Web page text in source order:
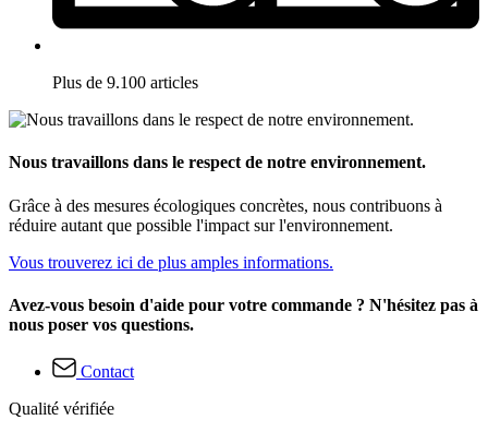
Plus de 9.100 articles
Nous travaillons dans le respect de notre environnement.
Grâce à des mesures écologiques concrètes, nous contribuons à
réduire autant que possible l'impact sur l'environnement.
Vous trouverez ici de plus amples informations.
Avez-vous besoin d'aide pour votre commande ? N'hésitez pas à
nous poser vos questions.
Contact
Qualité vérifiée